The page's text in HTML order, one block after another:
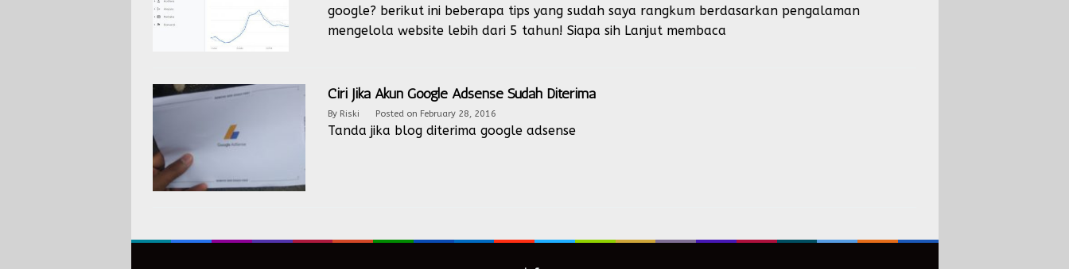
google? berikut ini beberapa tips yang sudah saya rangkum berdasarkan pengalaman
mengelola website lebih dari 5 tahun! Siapa sih Lanjut membaca
Ciri Jika Akun Google Adsense Sudah Diterima
By Riski Posted on February 28, 2016
Tanda jika blog diterima google adsense